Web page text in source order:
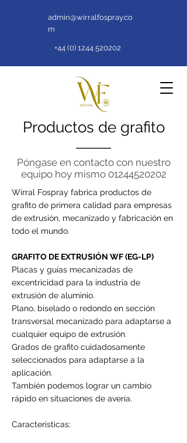
admin@wirralfospray.co
m
+44 (0) 1244 520202
Productos de grafito
Póngase en contacto con nuestro
equipo hoy mismo 01244520202
Wirral Fospray fabrica productos de
grafito de primera calidad para empresas
de extrusión, mecanizado y fabricación en
todo el mundo.
GRAFITO DE EXTRUSIÓN WF (EG-LP)
Placas y guías mecanizadas de
excentricidad para la industria de
extrusión de aluminio.
Plano, biselado o redondo en sección
transversal mecanizado para adaptarse a
cualquier equipo de extrusión.
Grados de grafito cuidadosamente
seleccionados para adaptarse a la
aplicación.
También podemos lograr un cambio
rápido en situaciones de avería.
Caracteristicas: